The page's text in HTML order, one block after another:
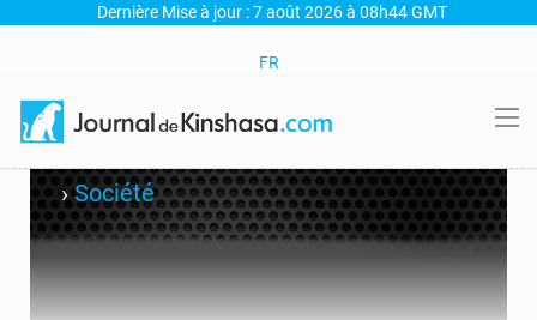
Dernière Mise à jour : 7 août 2026 à 08h44 GMT
FR
›Société